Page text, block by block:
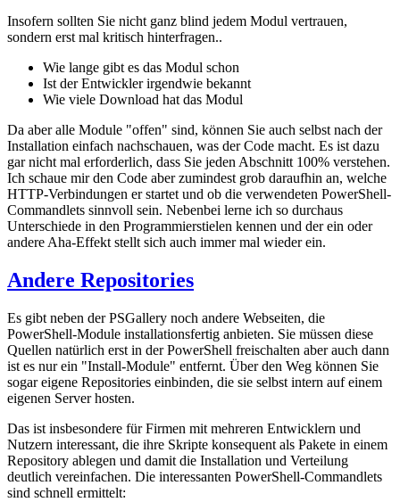
Insofern sollten Sie nicht ganz blind jedem Modul vertrauen,
sondern erst mal kritisch hinterfragen..
Wie lange gibt es das Modul schon
Ist der Entwickler irgendwie bekannt
Wie viele Download hat das Modul
Da aber alle Module "offen" sind, können Sie auch selbst nach der
Installation einfach nachschauen, was der Code macht. Es ist dazu
gar nicht mal erforderlich, dass Sie jeden Abschnitt 100% verstehen.
Ich schaue mir den Code aber zumindest grob daraufhin an, welche
HTTP-Verbindungen er startet und ob die verwendeten PowerShell-
Commandlets sinnvoll sein. Nebenbei lerne ich so durchaus
Unterschiede in den Programmierstielen kennen und der ein oder
andere Aha-Effekt stellt sich auch immer mal wieder ein.
Andere Repositories
Es gibt neben der PSGallery noch andere Webseiten, die
PowerShell-Module installationsfertig anbieten. Sie müssen diese
Quellen natürlich erst in der PowerShell freischalten aber auch dann
ist es nur ein "Install-Module" entfernt. Über den Weg können Sie
sogar eigene Repositories einbinden, die sie selbst intern auf einem
eigenen Server hosten.
Das ist insbesondere für Firmen mit mehreren Entwicklern und
Nutzern interessant, die ihre Skripte konsequent als Pakete in einem
Repository ablegen und damit die Installation und Verteilung
deutlich vereinfachen. Die interessanten PowerShell-Commandlets
sind schnell ermittelt: